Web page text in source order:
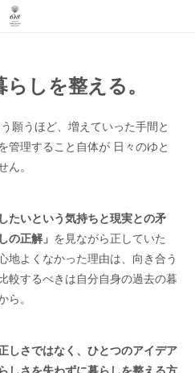
しを整える。
願うほど、増えていった手間と
管理すること自体が 日々のゆと
。
たいという気持ちと現実との矛
の正解」 を見ながら正していた
地よくなかった理由は、向き合う
較するべきは自分自身の過去の暮
。
しさではなく、ひとつのアイデア
しさを失わずに暮らしを整える方